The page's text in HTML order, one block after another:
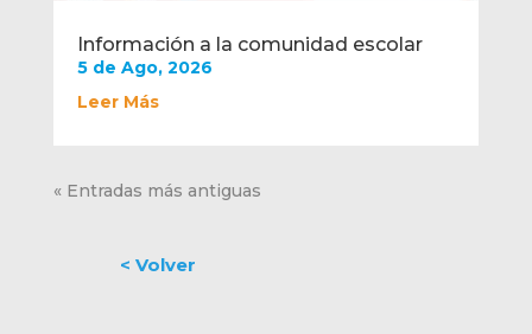
Información a la comunidad escolar
5 de Ago, 2026
Leer Más
« Entradas más antiguas